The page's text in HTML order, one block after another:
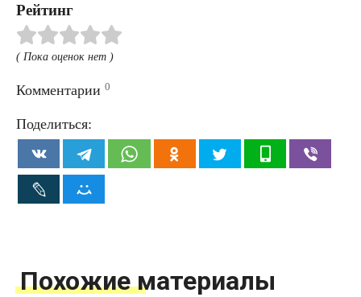
Рейтинг
( Пока оценок нет )
Комментарии 0
Поделиться:
Похожие материалы